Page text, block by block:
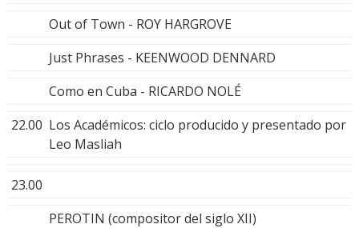
Out of Town - ROY HARGROVE
Just Phrases - KEENWOOD DENNARD
Como en Cuba - RICARDO NOLÉ
22.00 Los Académicos: ciclo producido y presentado por
Leo Masliah
23.00
PEROTIN (compositor del siglo XII)